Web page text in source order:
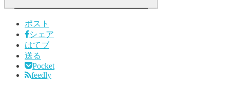
ポスト
シェア
はてブ
送る
Pocket
feedly